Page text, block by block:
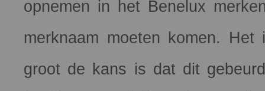
opnemen in het Benelux
merknaam moeten komen.
groot de kans is dat dit